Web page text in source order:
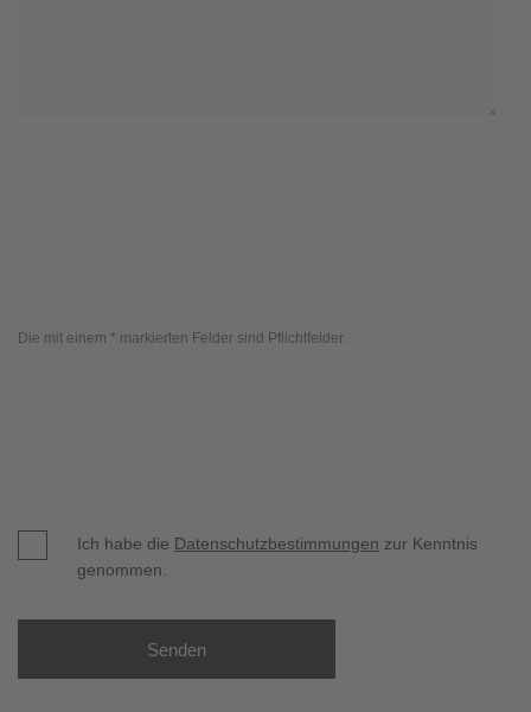
Die mit einem * markierten Felder sind Pflichtfelder.
Ich habe die Datenschutzbestimmungen zur Kenntnis
genommen.
Senden